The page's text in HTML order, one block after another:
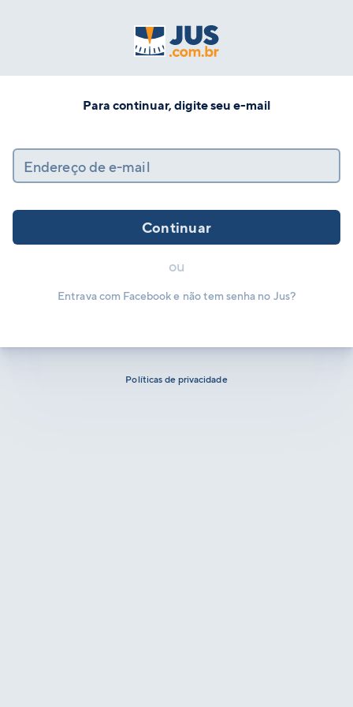
Para continuar, digite seu e-mail
Endereço de e-mail
Continuar
ou
Entrava com Facebook e não tem senha no Jus?
Políticas de privacidade